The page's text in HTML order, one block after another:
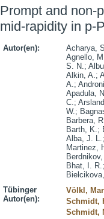
Prompt and non-
mid-rapidity in p-
Autor(en):
Acharya,
Agnello,
S. N.;
Alkin, A.;
A.;
Apadula,
C.;
W.;
Barbera,
Barth, K.;
Alba, J. L.
Martinez,
Bhat, I. R.
Tübinger
Autor(en):
Völkl,
Schmidt,
Schmidt,